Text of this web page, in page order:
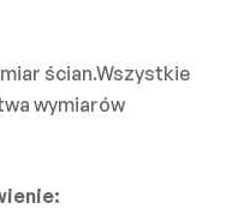
ścian.Wszystkie
wymiarów